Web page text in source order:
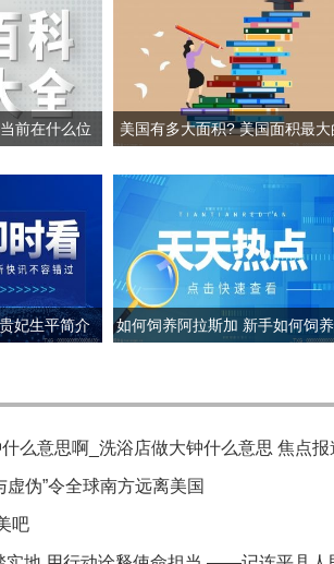
前在什么位
美国有多大面积? 美国面积最大
妃生平简介
如何饲养阿拉斯加 新手如何饲
么意思啊_洗浴店做大钟什么意思 焦点报
虚伪”令全球南方远离美国
吧